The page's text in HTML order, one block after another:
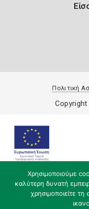
Πολιτική
Χρησιμοποιούμε
καλύτερη δυνατή
χρησιμοποιείτε
Copyright